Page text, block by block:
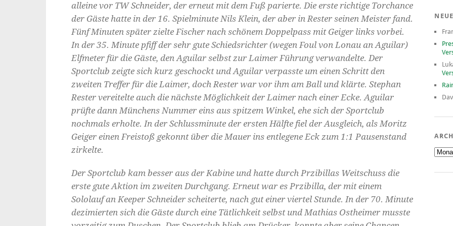
alleine vor TW Schneider, der erneut mit dem Fuß parierte. Die erste richtige Torchance
der Gäste hatte in der 16. Spielminute Nils Klein, der aber in Rester seinen Meister fand.
Fünf Minuten später zielte Fischer nach schönem Doppelpass mit Geiger links vorbei.
In der 35. Minute pfiff der sehr gute Schiedsrichter (wegen Foul von Lonau an Aguilar)
Elfmeter für die Gäste, den Aguilar selbst zur Laimer Führung verwandelte. Der
Sportclub zeigte sich kurz geschockt und Aguilar verpasste um einen Schritt den
zweiten Treffer für die Laimer, doch Rester war vor ihm am Ball und klärte. Stephan
Rester vereitelte auch die nächste Möglichkeit der Laimer nach einer Ecke. Aguilar
prüfte dann Münchens Nummer eins aus spitzem Winkel, ehe sich der Sportclub
nochmals erholte. In der Schlussminute der ersten Hälfte fiel der Ausgleich, als Moritz
Geiger einen Freistoß gekonnt über die Mauer ins entlegene Eck zum 1:1 Pausenstand
zirkelte.
Der Sportclub kam besser aus der Kabine und hatte durch Przibillas Weitschuss die
erste gute Aktion im zweiten Durchgang. Erneut war es Przibilla, der mit einem
Sololauf an Keeper Schneider scheiterte, nach gut einer viertel Stunde. In der 70. Minute
dezimierten sich die Gäste durch eine Tätlichkeit selbst und Mathias Ostheimer musste
Archiv